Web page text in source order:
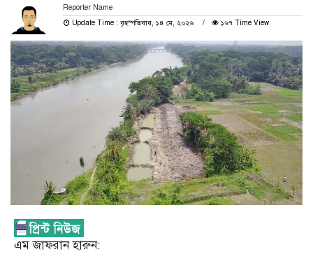
Reporter Name
Update Time : বৃহস্পতিবার, ১৪ মে, ২০২৬
১৬৭ Time View
এম জাফরান হারুন: